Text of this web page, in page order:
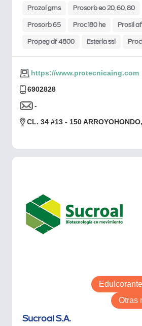
Prozol gms Prosorb eo 20, 60, 80
Prosorb 65 Proc 180 he Prosil af
Propeg df 4800 Esterla ssl
https://www.protecnicaing.com
6902828
-
CL. 34 #13 - 150
Otras
Sucroal S.A.